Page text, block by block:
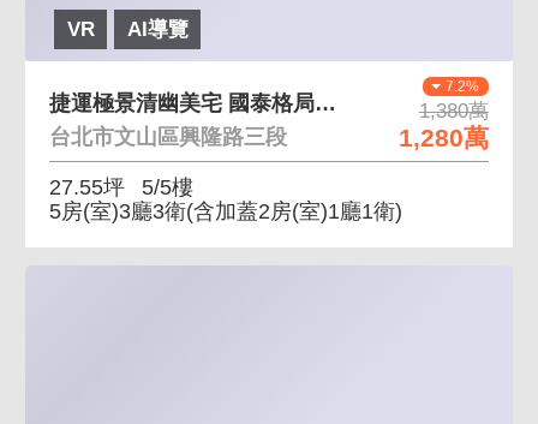
VR AI導覽
7.2%
1,380萬
1,280萬
捷運極景清幽美宅 國泰格局，景觀視野好
台北市文山區興隆路三段
27.55坪
5/5樓
5房(室)3廳3衛(含加蓋2房(室)1廳1衛)